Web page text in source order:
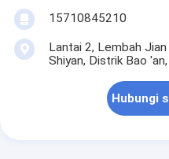
15710845210
Lantai 2, Lembah
Shiyan, Distrik Bao
Hubungi